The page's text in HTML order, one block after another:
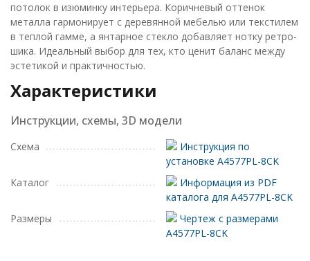
потолок в изюминку интерьера. Коричневый оттенок
металла гармонирует с деревянной мебелью или текстилем
в теплой гамме, а янтарное стекло добавляет нотку ретро-
шика. Идеальный выбор для тех, кто ценит баланс между
эстетикой и практичностью.
Характеристики
Инструкции, схемы, 3D модели
Схема
Инструкция по
установке A4577PL-8CK
Каталог
Информация из PDF
каталога для A4577PL-8CK
Размеры
Чертеж с размерами
A4577PL-8CK